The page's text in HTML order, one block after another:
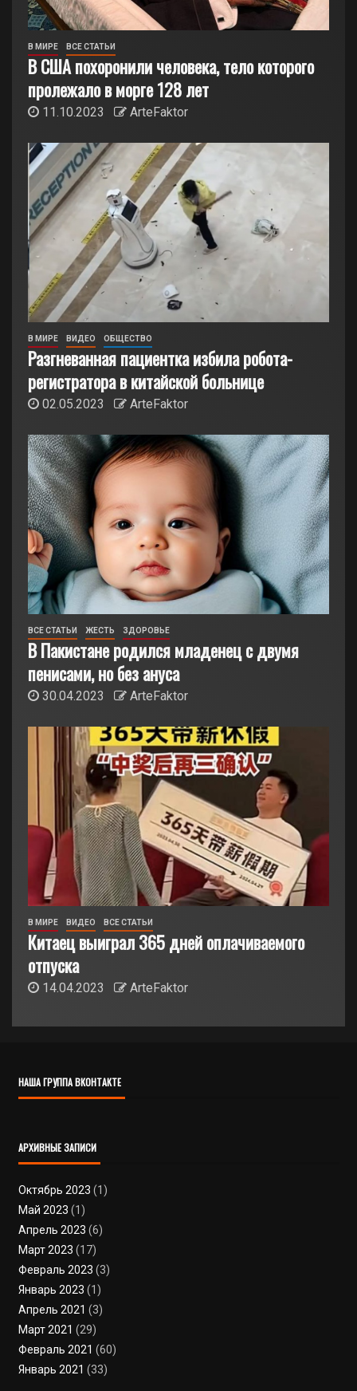
В МИРЕ ВСЕ СТАТЬИ
В США похоронили человека, тело которого
пролежало в морге 128 лет
11.10.2023 ArteFaktor
В МИРЕ ВИДЕО ОБЩЕСТВО
Разгневанная пациентка избила робота-
регистратора в китайской больнице
02.05.2023 ArteFaktor
ВСЕ СТАТЬИ ЖЕСТЬ ЗДОРОВЬЕ
В Пакистане родился младенец с двумя
пенисами, но без ануса
30.04.2023 ArteFaktor
В МИРЕ ВИДЕО ВСЕ СТАТЬИ
Китаец выиграл 365 дней оплачиваемого
отпуска
14.04.2023 ArteFaktor
НАША ГРУППА ВКОНТАКТЕ
АРХИВНЫЕ ЗАПИСИ
Октябрь 2023 (1)
Май 2023 (1)
Апрель 2023 (6)
Март 2023 (17)
Февраль 2023 (3)
Январь 2023 (1)
Апрель 2021 (3)
Март 2021 (29)
Февраль 2021 (60)
Январь 2021 (33)